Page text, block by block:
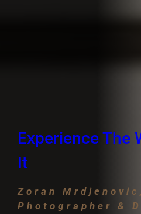
Experience The
It
Zoran Mrdjenovic,
Photographer &